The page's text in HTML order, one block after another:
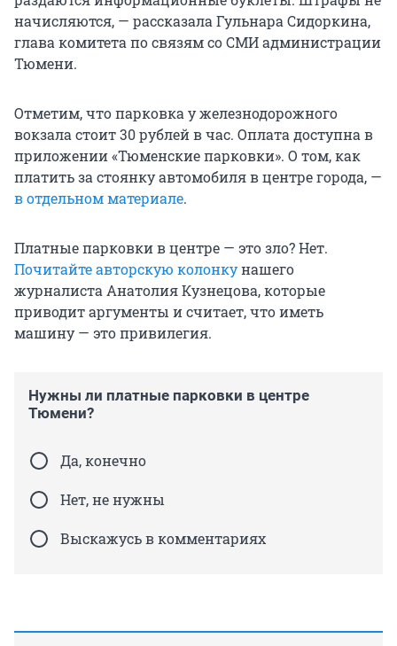
начисляются, — рассказала Гульнара Сидоркина,
глава комитета по связям со СМИ администрации
Тюмени.
Отметим, что парковка у железнодорожного
вокзала стоит 30 рублей в час. Оплата доступна в
приложении «Тюменские парковки». О том, как
платить за стоянку автомобиля в центре города, —
в отдельном материале.
Платные парковки в центре — это зло? Нет.
Почитайте авторскую колонкунашего
журналиста Анатолия Кузнецова, которые
приводит аргументы и считает, что иметь
машину — это привилегия.
Нужны ли платные парковки в центре
Тюмени?
Да, конечно
Нет, не нужны
Выскажусь в комментариях